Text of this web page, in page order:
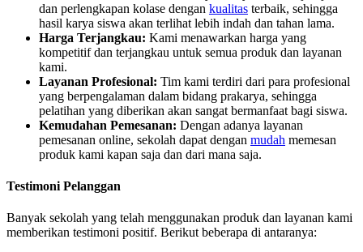
dan perlengkapan kolase dengan kualitas terbaik, sehingga
hasil karya siswa akan terlihat lebih indah dan tahan lama.
Harga Terjangkau: Kami menawarkan harga yang
kompetitif dan terjangkau untuk semua produk dan layanan
kami.
Layanan Profesional: Tim kami terdiri dari para profesional
yang berpengalaman dalam bidang prakarya, sehingga
pelatihan yang diberikan akan sangat bermanfaat bagi siswa.
Kemudahan Pemesanan: Dengan adanya layanan
pemesanan online, sekolah dapat dengan mudah memesan
produk kami kapan saja dan dari mana saja.
Testimoni Pelanggan
Banyak sekolah yang telah menggunakan produk dan layanan kami
memberikan testimoni positif. Berikut beberapa di antaranya: